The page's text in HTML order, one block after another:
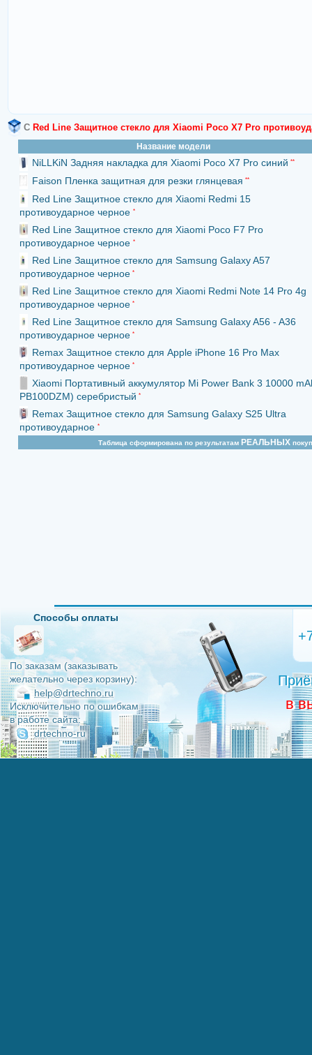
С Red Line Защитное стекло для Xiaomi Poco X7 Pro
Название модели
NiLLKiN Задняя накладка для Xiaomi Poco X7 Pro синий **
Faison Пленка защитная для резки глянцевая **
Red Line Защитное стекло для Xiaomi Redmi 15
противоударное черное *
Red Line Защитное стекло для Xiaomi Poco F7 Pro
противоударное черное *
Red Line Защитное стекло для Samsung Galaxy A57
противоударное черное *
Red Line Защитное стекло для Xiaomi Redmi Note 14 Pro 4g
противоударное черное *
Red Line Защитное стекло для Samsung Galaxy A56 - A36
противоударное черное *
Remax Защитное стекло для Apple iPhone 16 Pro Max
противоударное черное *
Xiaomi Портативный аккумулятор Mi Power Bank 3 10000
PB100DZM) серебристый *
Remax Защитное стекло для Samsung Galaxy S25 Ultra
противоударное *
Таблица сформирована по результатам РЕАЛЬНЫХ
Способы оплаты
По заказам (заказывать
желательно через корзину):
help@drtechno.ru
Исключительно по ошибкам
в работе сайта:
drtechno-ru
в